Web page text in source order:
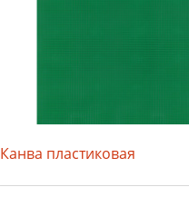
Канва пластиковая